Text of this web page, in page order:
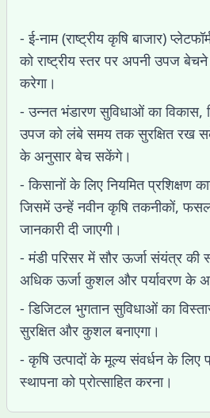
- ई-नाम (राष्ट्रीय कृषि बाजार)
को राष्ट्रीय स्तर पर अपनी उपज
करेगा।
- उन्नत भंडारण सुविधाओं का
उपज को लंबे समय तक सुरक्षित रख
के अनुसार बेच सकेंगे।
- किसानों के लिए नियमित प्रशिक्षण
जिसमें उन्हें नवीन कृषि तकनीकों,
जानकारी दी जाएगी।
- मंडी परिसर में सौर ऊर्जा संयंत्र की
अधिक ऊर्जा कुशल और पर्यावरण के
- डिजिटल भुगतान सुविधाओं का
सुरक्षित और कुशल बनाएगा।
- कृषि उत्पादों के मूल्य संवर्धन के लिए
स्थापना को प्रोत्साहित करना।